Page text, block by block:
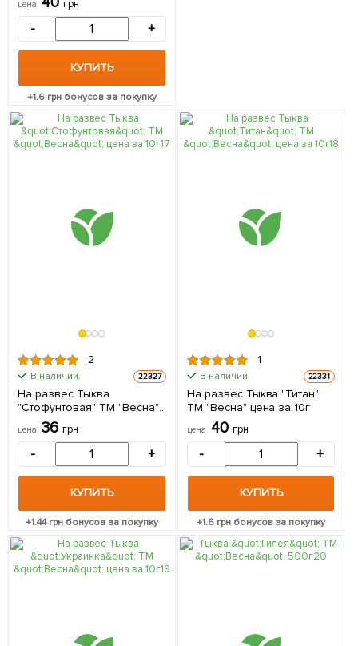
цена грн
- +
КУПИТЬ
+1.6 грн бонусов за покупку
2
В наличии. 22327
На развес Тыква
"Стофунтовая" ТМ "Весна"
цена за 10г
цена 36 грн
- +
КУПИТЬ
+1.44грн бонусов за покупку
1
В наличии. 22331
На развес Тыква "Титан"
ТМ "Весна" цена за 10г
цена 40 грн
- +
КУПИТЬ
+1.6грн бонусов за покупку